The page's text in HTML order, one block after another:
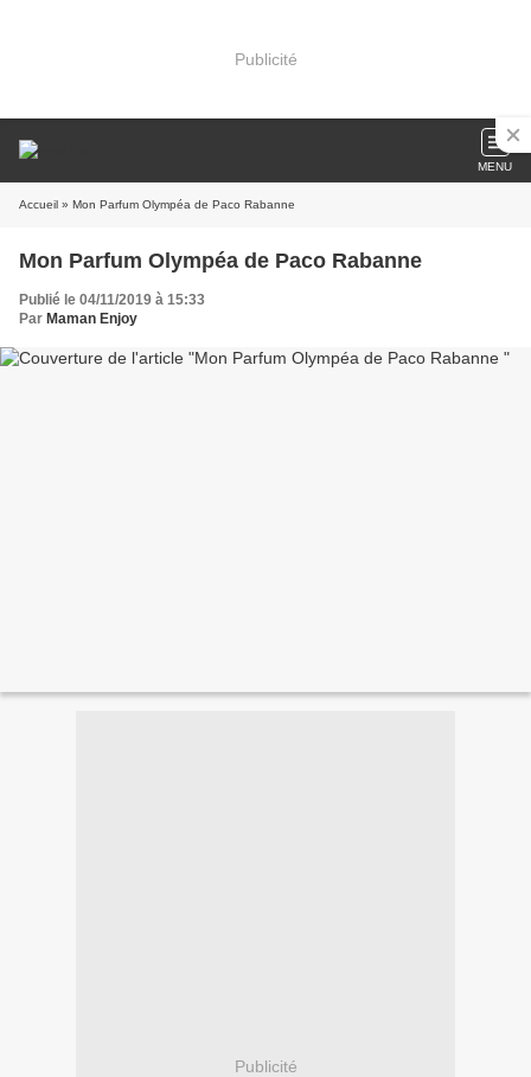
Publicité
MENU
Accueil » Mon Parfum Olympéa de Paco Rabanne
Mon Parfum Olympéa de Paco Rabanne
Publié le 04/11/2019 à 15:33
Par Maman Enjoy
Publicité